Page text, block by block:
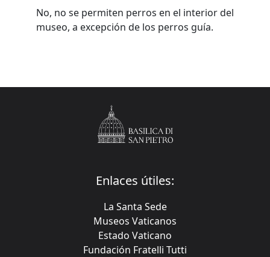
No, no se permiten perros en el interior del
museo, a excepción de los perros guía.
Enlaces útiles:
La Santa Sede
Museos Vaticanos
Estado Vaticano
Fundación Fratelli Tutti